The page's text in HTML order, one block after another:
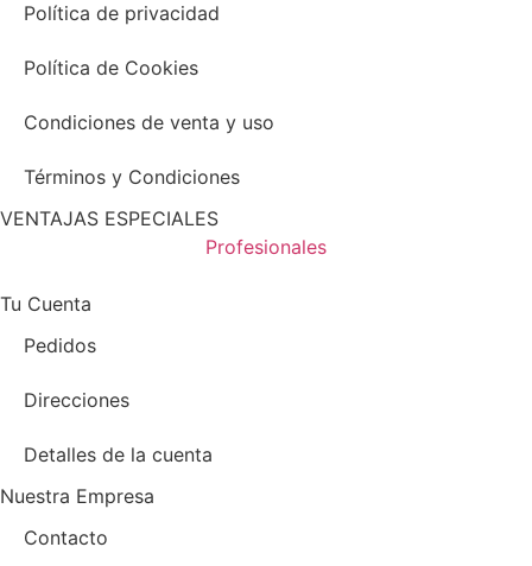
Política de privacidad
Política de Cookies
Condiciones de venta y uso
Términos y Condiciones
VENTAJAS ESPECIALES
Profesionales
Tu Cuenta
Pedidos
Direcciones
Detalles de la cuenta
Nuestra Empresa
Contacto